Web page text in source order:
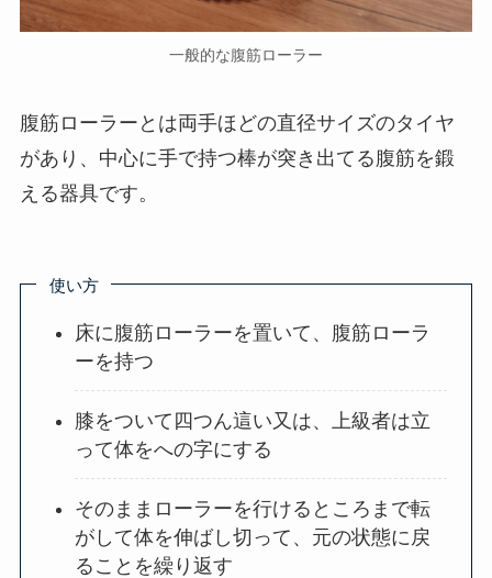
一般的な腹筋ローラー
腹筋ローラーとは両手ほどの直径サイズのタイヤ
があり、中心に手で持つ棒が突き出てる腹筋を鍛
える器具です。
使い方
床に腹筋ローラーを置いて、腹筋ローラ
ーを持つ
膝をついて四つん這い又は、上級者は立
って体をへの字にする
そのままローラーを行けるところまで転
がして体を伸ばし切って、元の状態に戻
ることを繰り返す